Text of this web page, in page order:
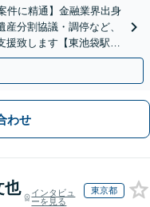
件に精通】金融業界出身
分割協議・調停など、
援致します【東池袋駅2
わせ
也
インタビュ
ーを見る
東京都